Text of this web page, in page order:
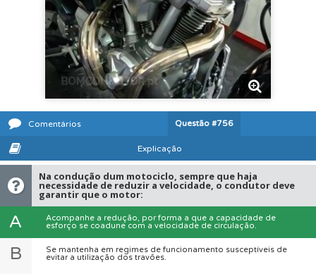
Comentários Questão #756
Explicação
Na condução dum motociclo, sempre que haja
necessidade de reduzir a velocidade, o condutor deve
garantir que o motor:
A
Acompanhe a redução, por forma a que a capacidade de
esforço se coadune com a velocidade de circulação.
B
Se mantenha em regimes de funcionamento susceptíveis de
evitar a utilização dos travões.